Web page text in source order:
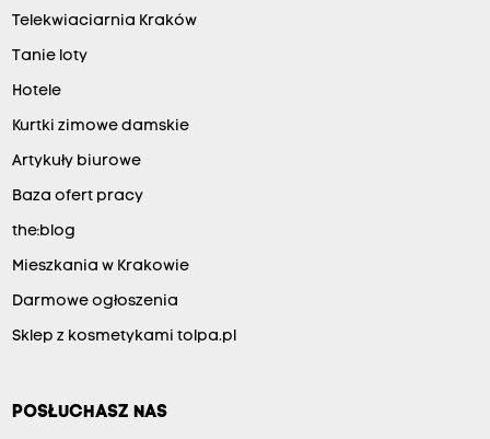
Telekwiaciarnia Kraków
Tanie loty
Hotele
Kurtki zimowe damskie
Artykuły biurowe
Baza ofert pracy
the:blog
Mieszkania w Krakowie
Darmowe ogłoszenia
Sklep z kosmetykami tolpa.pl
POSŁUCHASZ NAS